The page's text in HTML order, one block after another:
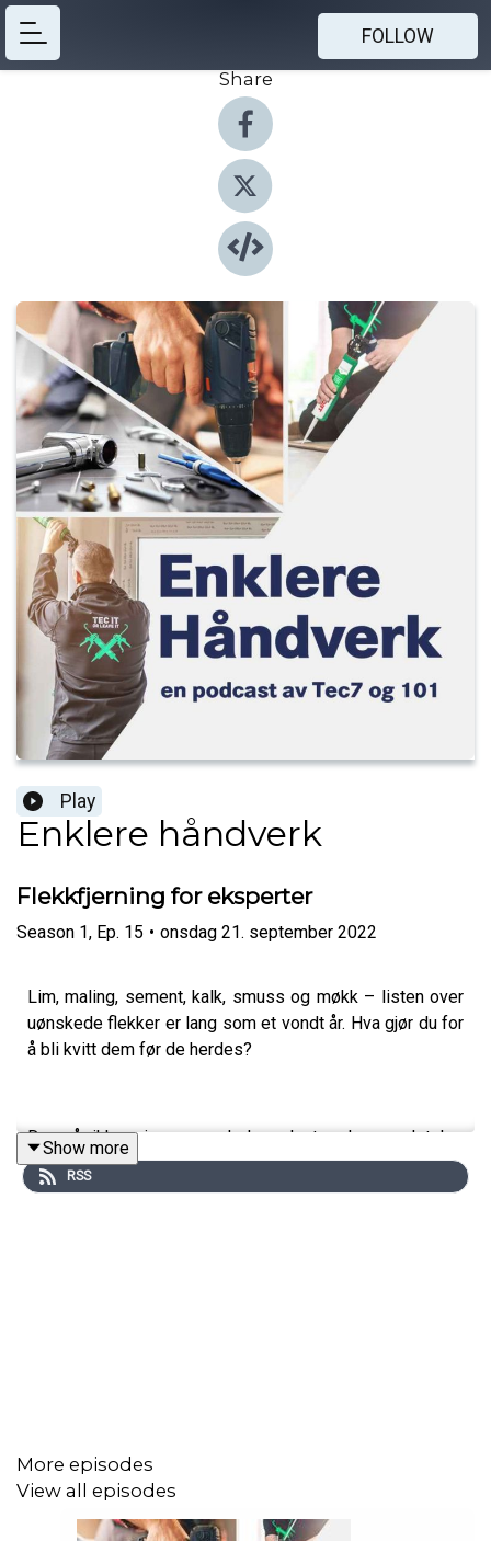
FOLLOW
Share
Play
Enklere håndverk
Flekkfjerning for eksperter
Season 1, Ep. 15 • onsdag 21. september 2022
Lim, maling, sement, kalk, smuss og møkk – listen over
uønskede flekker er lang som et vondt år. Hva gjør du for
å bli kvitt dem før de herdes?
Du må ikke pigge opp hele gulvet selv om det har
størknet noe byggskum der. Her får du tips om de beste
produktene for ulike typer flekker, og hva du må være
Show more
RSS
More episodes
View all episodes